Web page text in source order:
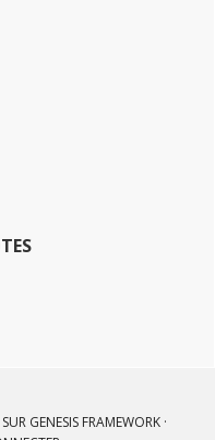
SUR GENESIS FRAMEWORK ·